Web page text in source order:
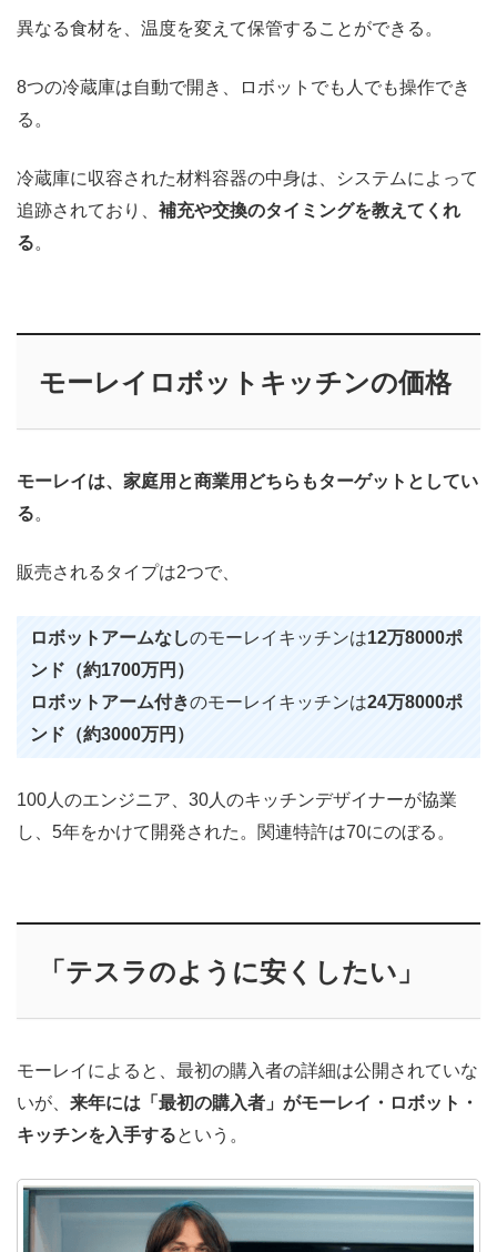
異なる食材を、温度を変えて保管することができる。
8つの冷蔵庫は自動で開き、ロボットでも人でも操作でき
る。
冷蔵庫に収容された材料容器の中身は、システムによって
追跡されており、 補充や交換のタイミングを教えてくれ
る。
モーレイロボットキッチンの価格
モーレイは、家庭用と商業用どちらもターゲットとしてい
る。
販売されるタイプは2つで、
ロボットアームなしのモーレイキッチンは12万8000ポ
ンド（約1700万円）
ロボットアーム付きのモーレイキッチンは24万8000ポ
ンド（約3000万円）
100人のエンジニア、30人のキッチンデザイナーが協業
し、5年をかけて開発された。関連特許は70にのぼる。
「テスラのように安くしたい」
モーレイによると、最初の購入者の詳細は公開されていな
いが、 来年には「最初の購入者」がモーレイ・ロボット・
キッチンを入手するという。